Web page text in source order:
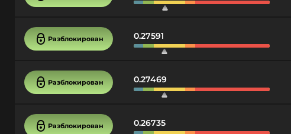
Разблокирован 0.27591
Разблокирован 0.27469
Разблокирован 0.26735